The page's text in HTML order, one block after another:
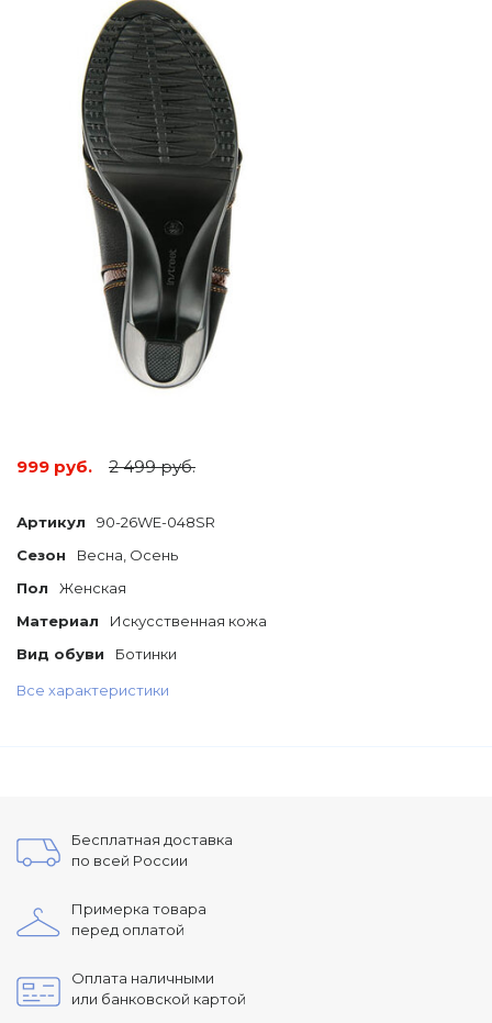
999 руб. 2 499 руб.
Артикул
90-26WE-048SR
Сезон
Весна, Осень
Пол
Женская
Материал
Искусственная кожа
Вид обуви
Ботинки
Все характеристики
Бесплатная доставка
по всей России
Примерка товара
перед оплатой
Оплата наличными
или банковской картой